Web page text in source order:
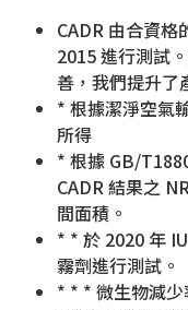
CADR 由合資
2015 進行測試
善，我們提升了
* 根據潔淨空氣
所得
* 根據 GB/
CADR 結果之
間面積。
* * 於 2020 年
霧劑進行測試。
* * * 微生物減